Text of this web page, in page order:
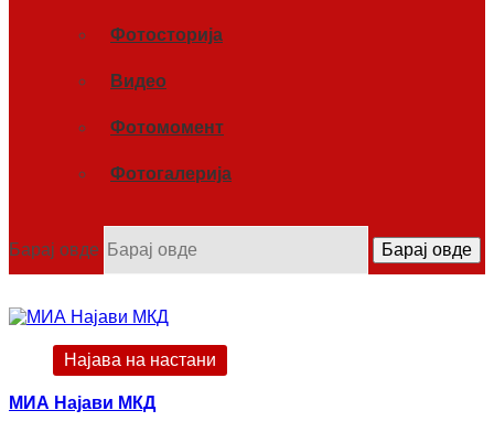
Фотосторија
Видео
Фотомомент
Фотогалерија
Барај овде Барај овде
Најава на настани
МИА Најави МКД